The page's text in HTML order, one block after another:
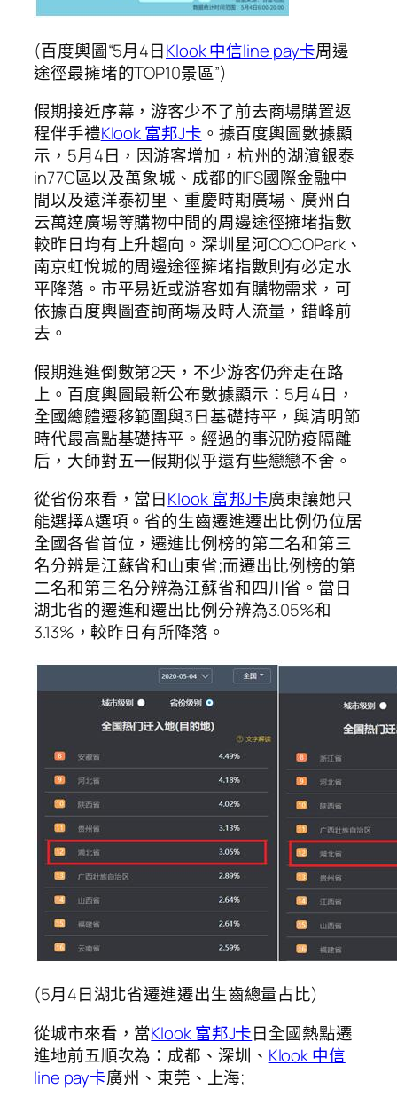
(百度輿圖“5月4日Klook 中信line pay卡周邊
途徑最擁堵的TOP10景區”)
假期接近序幕，游客少不了前去商場購置返
程伴手禮Klook 富邦J卡 。據百度輿圖數據顯
示，5月4日，因游客增加，杭州的湖濱銀泰
in77C區以及萬象城、成都的IFS國際金融中
間以及遠洋泰初里、重慶時期廣場、廣州白
云萬達廣場等購物中間的周邊途徑擁堵指數
較昨日均有上升趨向。深圳星河COCOPark、
南京虹悅城的周邊途徑擁堵指數則有必定水
平降落。市平易近或游客如有購物需求，可
依據百度輿圖查詢商場及時人流量，錯峰前
去。
假期進進倒數第2天，不少游客仍奔走在路
上。百度輿圖最新公布數據顯示：5月4日，
全國總體遷移範圍與3日基礎持平，與清明節
時代最高點基礎持平。經過的事況防疫隔離
后，大師對五一假期似乎還有些戀戀不舍。
從省份來看，當日Klook 富邦J卡廣東讓她只
能選擇A選項。省的生齒遷進遷出比例仍位居
全國各省首位，遷進比例榜的第二名和第三
名分辨是江蘇省和山東省;而遷出比例榜的第
二名和第三名分辨為江蘇省和四川省。當日
湖北省的遷進和遷出比例分辨為3.05%和
3.13%，較昨日有所降落。
(5月4日湖北省遷進遷出生齒總量占比)
從城市來看，當Klook 富邦J卡日全國熱點遷
進地前五順次為：成都、深圳、 Klook 中信
line pay卡廣州、東莞、上海;